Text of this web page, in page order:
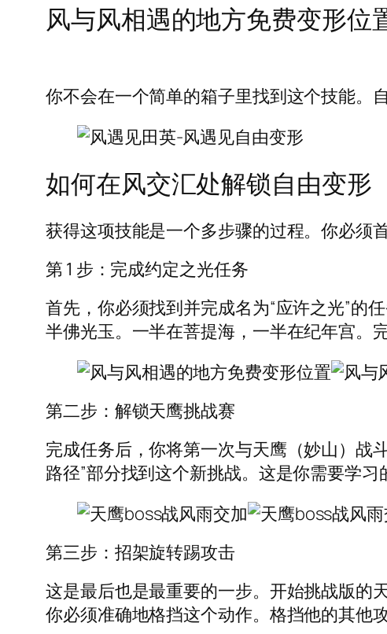
风与风相遇的地方免费变形位
你不会在一个简单的箱子里找到这个技能。
如何在风交汇处解锁自由变形
获得这项技能是一个多步骤的过程。你必须
第 1 步：完成约定之光任务
首先，你必须找到并完成名为“应许之光”的
半佛光玉。一半在菩提海，一半在纪年宫。
第二步：解锁天鹰挑战赛
完成任务后，你将第一次与天鹰（妙山）战
路径”部分找到这个新挑战。这是你需要学习
第三步：招架旋转踢攻击
这是最后也是最重要的一步。开始挑战版的
你必须准确地格挡这个动作。格挡他的其他